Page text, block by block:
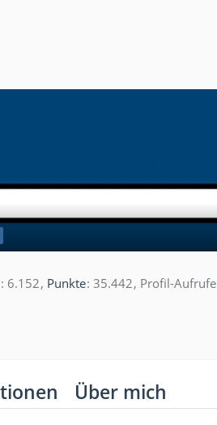
6.152 Punkte 35.442 Profil-Aufrufe
Über mich